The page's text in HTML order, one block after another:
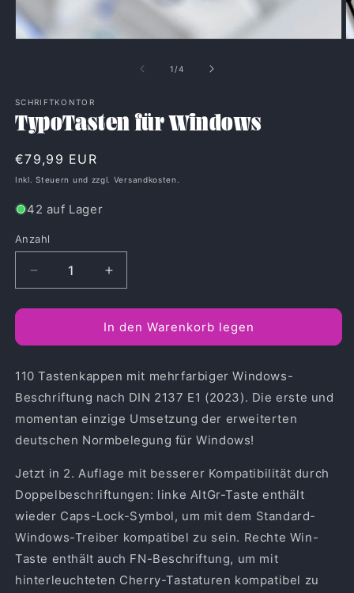
1 /von
4
SCHRIFTKONTOR
TypoTasten für Windows
Normaler
Preis
€79,99 EUR
Inkl. Steuern und zzgl. Versandkosten.
42 auf Lager
Anzahl
Anzahl
Verringere
die
Menge
TypoTasten
Windows
Erhöhe
die
Menge
für
TypoTasten
Windows
In den Warenkorb legen
110 Tastenkappen mit mehrfarbiger Windows-
Beschriftung nach DIN 2137 E1 (2023). Die erste und
momentan einzige Umsetzung der erweiterten
deutschen Normbelegung für Windows!
Jetzt in 2. Auflage mit besserer Kompatibilität durch
Doppelbeschriftungen: linke AltGr-Taste enthält
wieder Caps-Lock-Symbol, um mit dem Standard-
Windows-Treiber kompatibel zu sein. Rechte Win-
Taste enthält auch FN-Beschriftung, um mit
hinterleuchteten Cherry-Tastaturen kompatibel zu